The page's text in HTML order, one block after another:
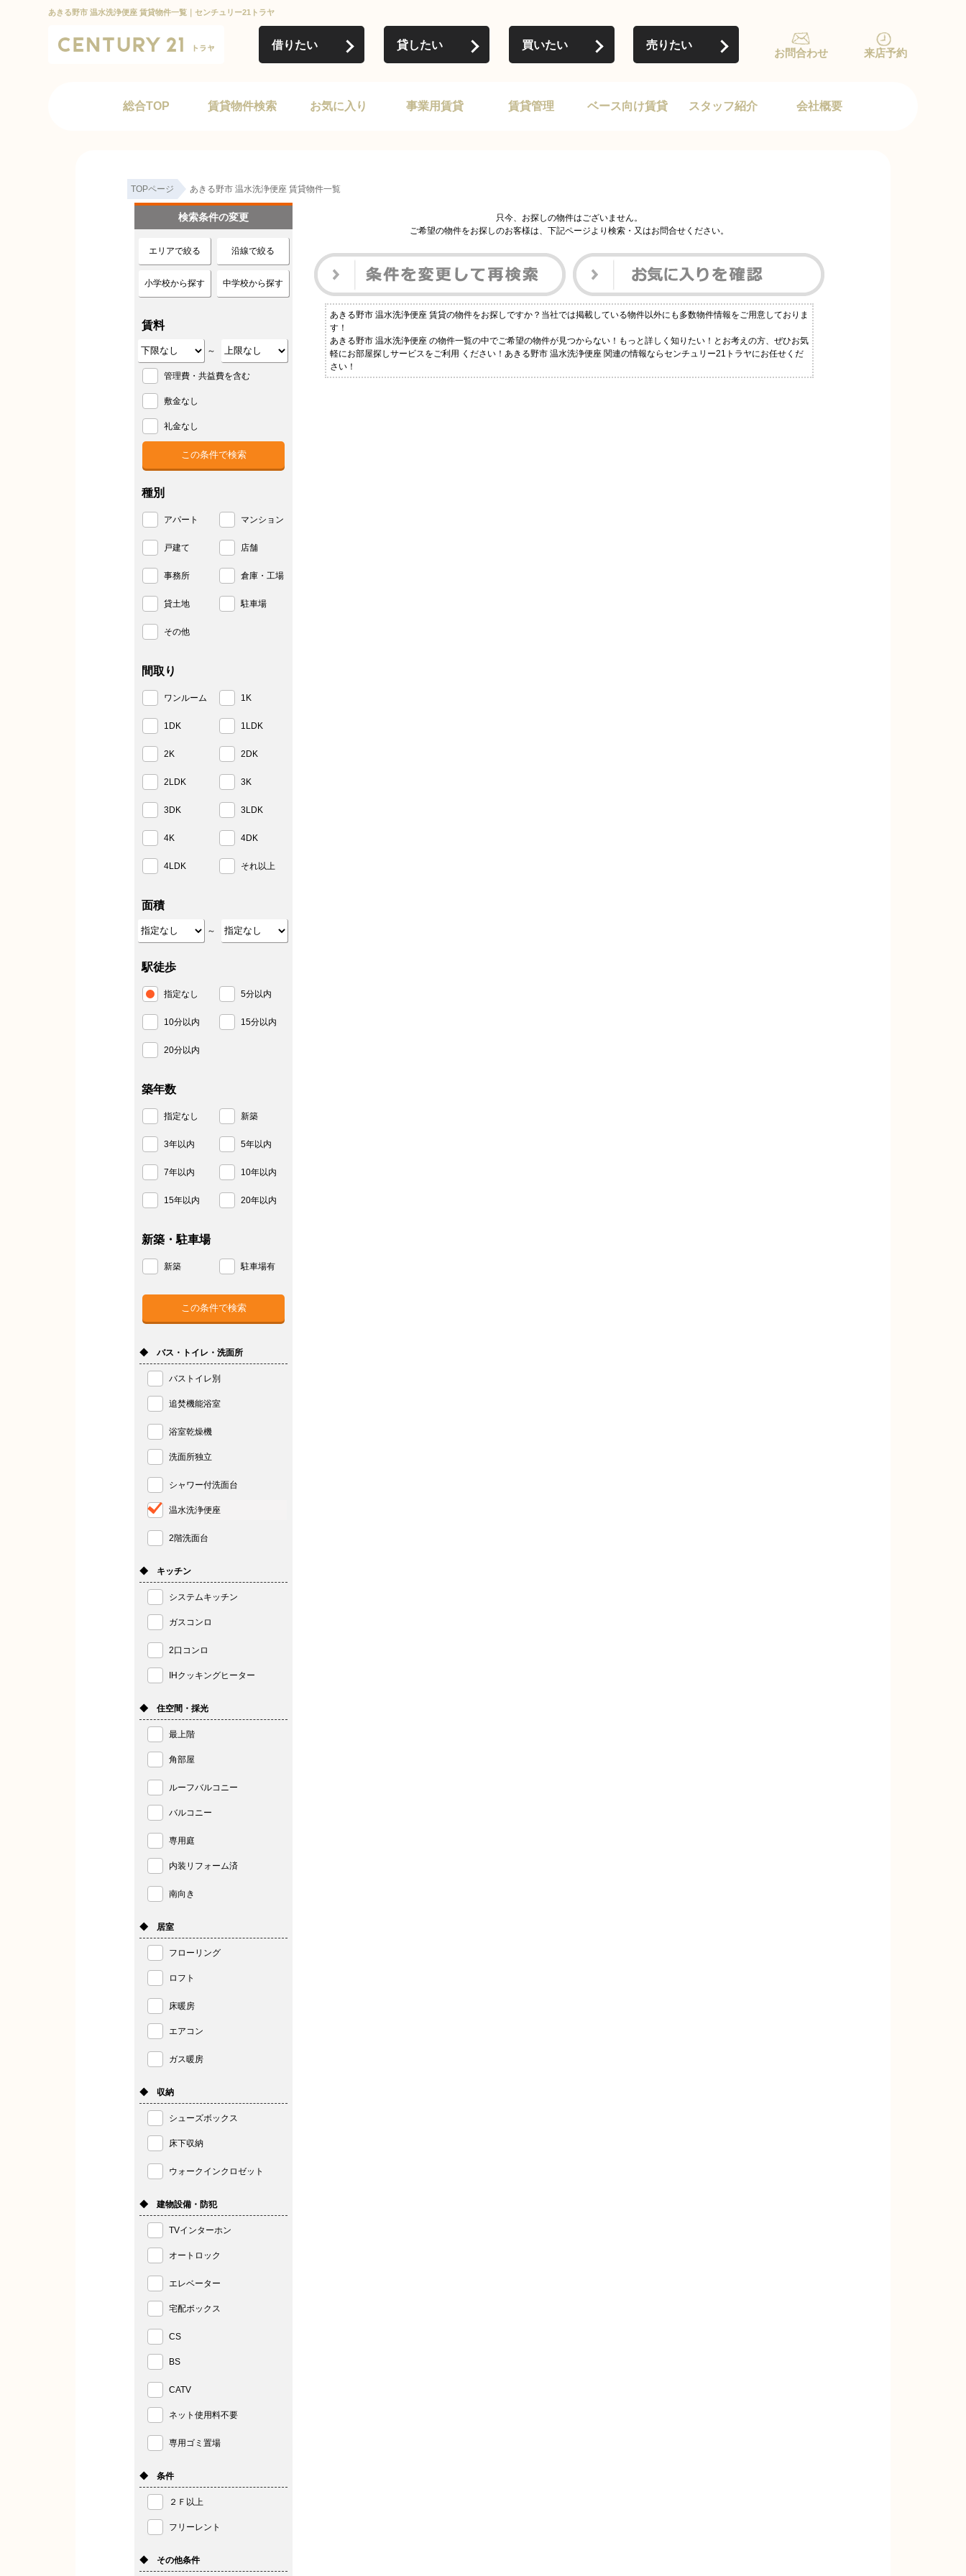
あきる野市 温水洗浄便座 賃貸物件一覧｜センチュリー21トラヤ
借りたい 貸したい 買いたい 売りたい
お問合わせ 来店予約
総合TOP 賃貸物件検索 お気に入り 事業用賃貸 賃貸管理 ベース向け賃貸 スタッフ紹介 会社概要
TOPページ あきる野市 温水洗浄便座 賃貸物件一覧
只今、お探しの物件はございません。
ご希望の物件をお探しのお客様は、下記ページより検索・又はお問合せください。
あきる野市 温水洗浄便座 賃貸の物件をお探しですか？当社では掲載している物件以外にも多数物件情報をご用意しておりま
す！
あきる野市 温水洗浄便座 の物件一覧の中でご希望の物件が見つからない！もっと詳しく知りたい！とお考えの方、ぜひお気
軽にお部屋探しサービスをご利用 ください！あきる野市 温水洗浄便座 関連の情報ならセンチュリー21トラヤにお任せくだ
さい！
検索条件の変更
エリアで絞る 沿線で絞る
小学校から探す 中学校から探す
賃料
～
管理費・共益費を含む
敷金なし
礼金なし
種別
アパート マンション
戸建て 店舗
事務所 倉庫・工場
貸土地 駐車場
その他
間取り
ワンルーム 1K
1DK 1LDK
2K 2DK
2LDK 3K
3DK 3LDK
4K 4DK
4LDK それ以上
面積
～
駅徒歩
指定なし 5分以内
10分以内 15分以内
20分以内
築年数
指定なし 新築
3年以内 5年以内
7年以内 10年以内
15年以内 20年以内
新築・駐車場
新築 駐車場有
◆ バス・トイレ・洗面所
バストイレ別
追焚機能浴室
浴室乾燥機
洗面所独立
シャワー付洗面台
温水洗浄便座
2階洗面台
◆ キッチン
システムキッチン
ガスコンロ
2口コンロ
IHクッキングヒーター
◆ 住空間・採光
最上階
角部屋
ルーフバルコニー
バルコニー
専用庭
内装リフォーム済
南向き
◆ 居室
フローリング
ロフト
床暖房
エアコン
ガス暖房
◆ 収納
シューズボックス
床下収納
ウォークインクロゼット
◆ 建物設備・防犯
TVインターホン
オートロック
エレベーター
宅配ボックス
CS
BS
CATV
ネット使用料不要
専用ゴミ置場
◆ 条件
２Ｆ以上
フリーレント
◆ その他条件